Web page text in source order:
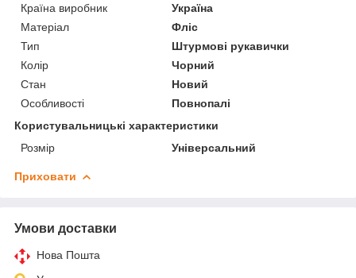
Країна виробник
Україна
Матеріал
Фліс
Тип
Штурмові рукавички
Колір
Чорний
Стан
Новий
Особливості
Повнопалі
Користувальницькі характеристики
Розмір
Універсальний
Приховати
Умови доставки
Нова Пошта